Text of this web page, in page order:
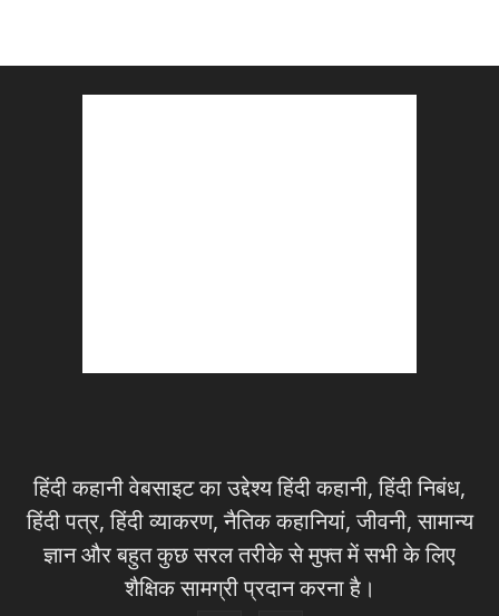
हिंदी कहानी वेबसाइट का उद्देश्य हिंदी कहानी, हिंदी निबंध,
हिंदी पत्र, हिंदी व्याकरण, नैतिक कहानियां, जीवनी, सामान्य
ज्ञान और बहुत कुछ सरल तरीके से मुफ्त में सभी के लिए
शैक्षिक सामग्री प्रदान करना है।